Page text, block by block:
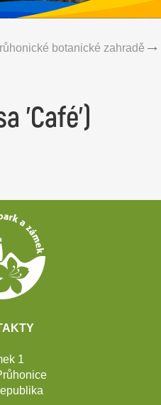
botanické zahradě
'Café')
1